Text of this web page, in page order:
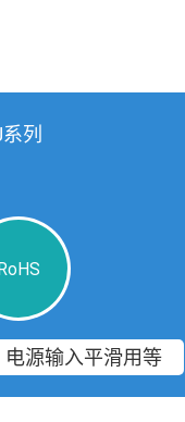
列
电源输入平滑用等